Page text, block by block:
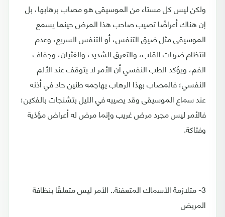
ولكن ليس كل مستاء من الموسيقى هو مصاب برهابها، بل
إن هناك أعراضًا تصيب صاحب هذا المرض حينما يسمع
الموسيقى مثل ضيق التنفس، أو التنفس السريع، وعدم
انتظام ضربات القلب، والتعرق الشديد، والغثيان، وجفاف
الفم، ويؤكد الطب النفسي أن الأمر لا يتوقف عند الألم
النفسي؛ فالمصاب بهذا الرهاب يهاجمه طنين حاد في أذنه
عند سماع الموسيقى وقد يصيبه في الليل بتشنجات بالفكين؛
فالأمر ليس مجرد مرض غريب وإنما مرض له أعراض مؤذية
وفتاكة.
3- متلازمة الأسماك المتعفنة.. الأمر ليس متعلقًا بنظافة
المريض